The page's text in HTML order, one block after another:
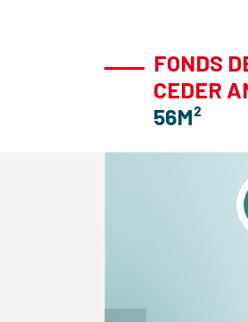
FONDS
CEDER
56M²